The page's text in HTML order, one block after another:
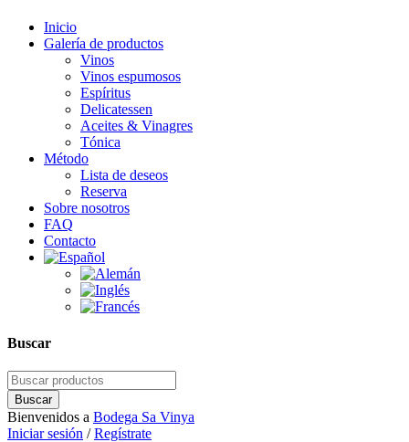
Inicio
Galería de productos
Vinos
Vinos espumosos
Espíritus
Delicatessen
Aceites & Vinagres
Tónica
Método
Lista de deseos
Reserva
Sobre nosotros
FAQ
Contacto
Buscar
Bienvenidos a Bodega Sa Vinya
Iniciar sesión /Regístrate